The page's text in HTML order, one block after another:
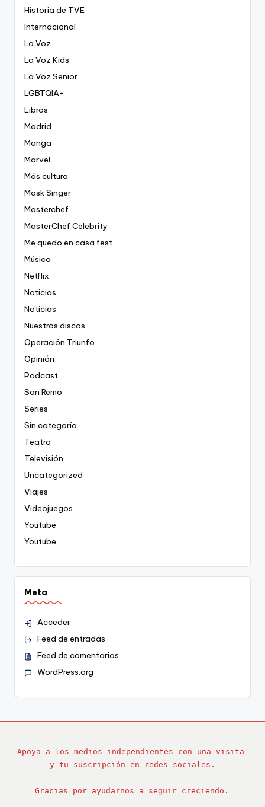
Historia de TVE
Internacional
La Voz
La Voz Kids
La Voz Senior
LGBTQIA+
Libros
Madrid
Manga
Marvel
Más cultura
Mask Singer
Masterchef
MasterChef Celebrity
Me quedo en casa fest
Música
Netflix
Noticias
Noticias
Nuestros discos
Operación Triunfo
Opinión
Podcast
San Remo
Series
Sin categoría
Teatro
Televisión
Uncategorized
Viajes
Videojuegos
Youtube
Youtube
Meta
Acceder
Feed de entradas
Feed de comentarios
WordPress.org
Apoya a los medios independientes con una visita
y tu suscripción en redes sociales.
Gracias por ayudarnos a seguir creciendo.